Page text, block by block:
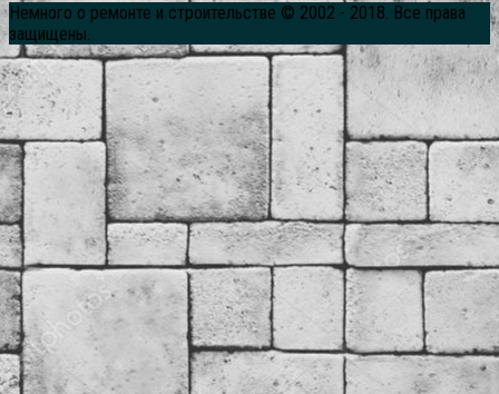
Немного о ремонте и строительстве © 2002 - 2018. Все права
защищены.